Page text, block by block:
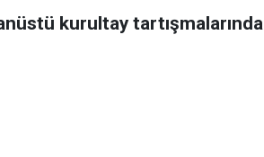
kurultay tartışmalarında